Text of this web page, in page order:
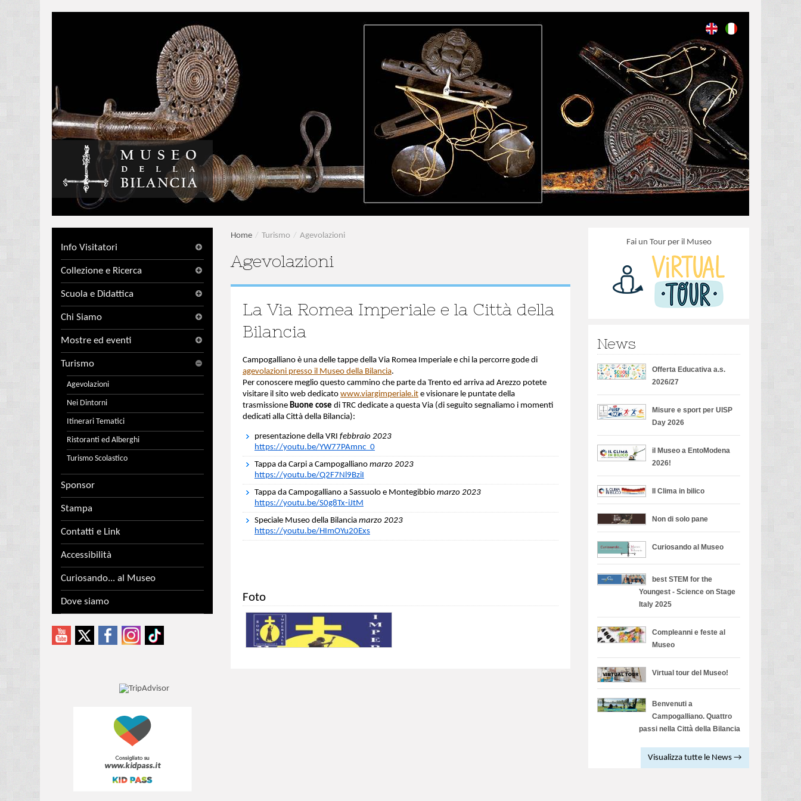
Info Visitatori
Collezione e Ricerca
Scuola e Didattica
Chi Siamo
Mostre ed eventi
Turismo
Agevolazioni
Nei Dintorni
Itinerari Tematici
Ristoranti ed Alberghi
Turismo Scolastico
Sponsor
Stampa
Contatti e Link
Accessibilità
Curiosando... al Museo
Dove siamo
Home / Turismo / Agevolazioni
Agevolazioni
La Via Romea Imperiale e la Città della
Bilancia
Campogalliano è una delle tappe della Via Romea Imperiale e chi la percorre gode di
agevolazioni presso il Museo della Bilancia.
Per conoscere meglio questo cammino che parte da Trento ed arriva ad Arezzo potete
visitare il sito web dedicato www.viargimperiale.it e visionare le puntate della
trasmissione Buone cose di TRC dedicate a questa Via (di seguito segnaliamo i momenti
dedicati alla Città della Bilancia):
presentazione della VRI febbraio 2023
https://youtu.be/YW77PAmnc_0
Tappa da Carpi a Campogalliano marzo 2023
https://youtu.be/Q2F7Nl9BziI
Tappa da Campogalliano a Sassuolo e Montegibbio marzo 2023
https://youtu.be/S0g8Tx-iJtM
Speciale Museo della Bilancia marzo 2023
https://youtu.be/HImOYu20Exs
Foto
Fai un Tour per il Museo
News
Offerta Educativa a.s.
2026/27
Misure e sport per UISP
Day 2026
il Museo a EntoModena
2026!
Il Clima in bilico
Non di solo pane
Curiosando al Museo
best STEM for the
Youngest - Science on Stage
Italy 2025
Compleanni e feste al
Museo
Virtual tour del Museo!
Benvenuti a
Campogalliano. Quattro
passi nella Città della Bilancia
Visualizza tutte le News →